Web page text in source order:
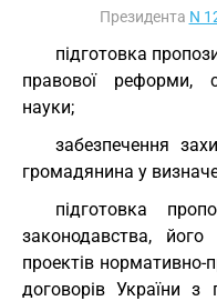
Президента N
підготовка
правової реформи,
науки;
забезпечення
громадянина у
підготовка
законодавства, його
проектів нормативно-
договорів України з